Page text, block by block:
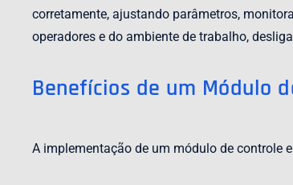
corretamente, ajustando parâmetros,
operadores e do ambiente de trabalho,
Benefícios de um Módulo
A implementação de um módulo de controle